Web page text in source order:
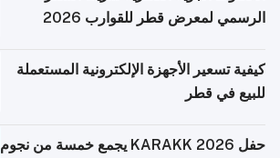
الرسمي لمعرض قطر للقوارب 2026
كيفية تسعير الأجهزة الإلكترونية المستعملة
للبيع في قطر
حفل KARAKK 2026 يجمع خمسة من نجوم